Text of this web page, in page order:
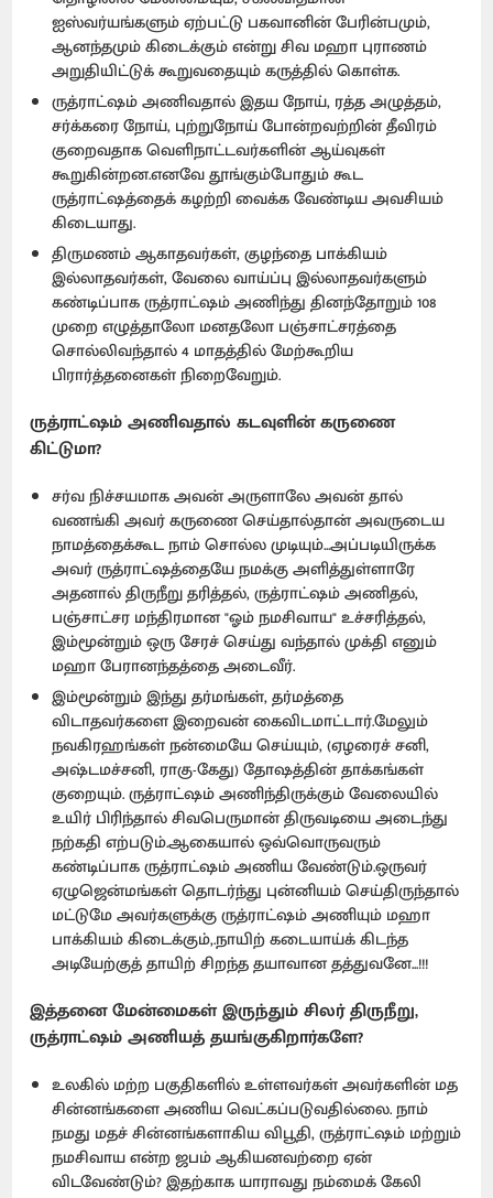
ஐஸ்வர்யங்களும் ஏற்பட்டு பகவானின் பேரின்பமும்,
ஆனந்தமும் கிடைக்கும் என்று சிவ மஹா புராணம்
அறுதியிட்டுக் கூறுவதையும் கருத்தில் கொள்க.
ருத்ராட்ஷம் அணிவதால் இதய நோய், ரத்த அழுத்தம்,
சர்க்கரை நோய், புற்றுநோய் போன்றவற்றின் தீவிரம்
குறைவதாக வெளிநாட்டவர்களின் ஆய்வுகள்
கூறுகின்றன.எனவே தூங்கும்போதும் கூட
ருத்ராட்ஷத்தைக் கழற்றி வைக்க வேண்டிய அவசியம்
கிடையாது.
திருமணம் ஆகாதவர்கள், குழந்தை பாக்கியம்
இல்லாதவர்கள், வேலை வாய்ப்பு இல்லாதவர்களும்
கண்டிப்பாக ருத்ராட்ஷம் அணிந்து தினந்தோறும் 108
முறை எழுத்தாலோ மனதலோ பஞ்சாட்சரத்தை
சொல்லிவந்தால் 4 மாதத்தில் மேற்கூறிய
பிரார்த்தனைகள் நிறைவேறும்.
ருத்ராட்ஷம் அணிவதால் கடவுளின் கருணை
கிட்டுமா?
சர்வ நிச்சயமாக அவன் அருளாலே அவன் தால்
வணங்கி அவர் கருணை செய்தால்தான் அவருடைய
நாமத்தைக்கூட நாம் சொல்ல முடியும்...அப்படியிருக்க
அவர் ருத்ராட்ஷத்தையே நமக்கு அளித்துள்ளாரே
அதனால் திருநீறு தரித்தல், ருத்ராட்ஷம் அணிதல்,
பஞ்சாட்சர மந்திரமான "ஓம் நமசிவாய" உச்சரித்தல்,
இம்மூன்றும் ஒரு சேரச் செய்து வந்தால் முக்தி எனும்
மஹா பேரானந்தத்தை அடைவீர்.
இம்மூன்றும் இந்து தர்மங்கள், தர்மத்தை
விடாதவர்களை இறைவன் கைவிடமாட்டார்.மேலும்
நவகிரஹங்கள் நன்மையே செய்யும், (ஏழரைச் சனி,
அஷ்டமச்சனி, ராகு-கேது) தோஷத்தின் தாக்கங்கள்
குறையும். ருத்ராட்ஷம் அணிந்திருக்கும் வேலையில்
உயிர் பிரிந்தால் சிவபெருமான் திருவடியை அடைந்து
நற்கதி எற்படும்.ஆகையால் ஒவ்வொருவரும்
கண்டிப்பாக ருத்ராட்ஷம் அணிய வேண்டும்.ஒருவர்
ஏழுஜென்மங்கள் தொடர்ந்து புன்னியம் செய்திருந்தால்
மட்டுமே அவர்களுக்கு ருத்ராட்ஷம் அணியும் மஹா
பாக்கியம் கிடைக்கும்,.நாயிற் கடையாய்க் கிடந்த
அடியேற்குத் தாயிற் சிறந்த தயாவான தத்துவனே...!!!
இத்தனை மேன்மைகள் இருந்தும் சிலர் திருநீறு,
ருத்ராட்ஷம் அணியத் தயங்குகிறார்களே?
உலகில் மற்ற பகுதிகளில் உள்ளவர்கள் அவர்களின் மத
சின்னங்களை அணிய வெட்கப்படுவதில்லை. நாம்
நமது மதச் சின்னங்களாகிய விபூதி, ருத்ராட்ஷம் மற்றும்
நமசிவாய என்ற ஜபம் ஆகியனவற்றை ஏன்
விடவேண்டும்? இதற்காக யாராவது நம்மைக் கேலி